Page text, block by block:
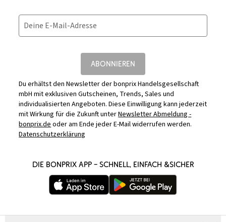
Deine E-Mail-Adresse
ABONNIEREN
Du erhältst den Newsletter der bonprix Handelsgesellschaft
mbH mit exklusiven Gutscheinen, Trends, Sales und
individualisierten Angeboten. Diese Einwilligung kann jederzeit
mit Wirkung für die Zukunft unterNewsletter Abmeldung -
bonprix.deoder am Ende jeder E-Mail widerrufen werden.
Datenschutzerklärung
DIE BONPRIX APP – SCHNELL, EINFACH &SICHER